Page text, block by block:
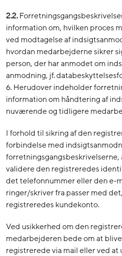
2.2.
information om, hvilken proces
ved modtagelse af
hvordan medarbejderne sikrer
person, der har anmodet om
anmodning, jf.
6. Herudover indeholder
information om håndtering af
nuværende og tidligere
I forhold til sikring af den
forbindelse med
validere den registreredes
det telefonnummer eller den e-
ringer/skriver fra passer med
registreredes kundekonto.
Ved usikkerhed om den
medarbejderen bede om at
registrerede via mail eller ved at